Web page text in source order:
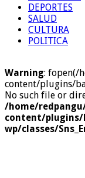
DEPORTES
SALUD
CULTURA
POLITICA
Warning: fopen(/
content/plugins/
No such file or
/home/
content/plugins/
wp/classes/